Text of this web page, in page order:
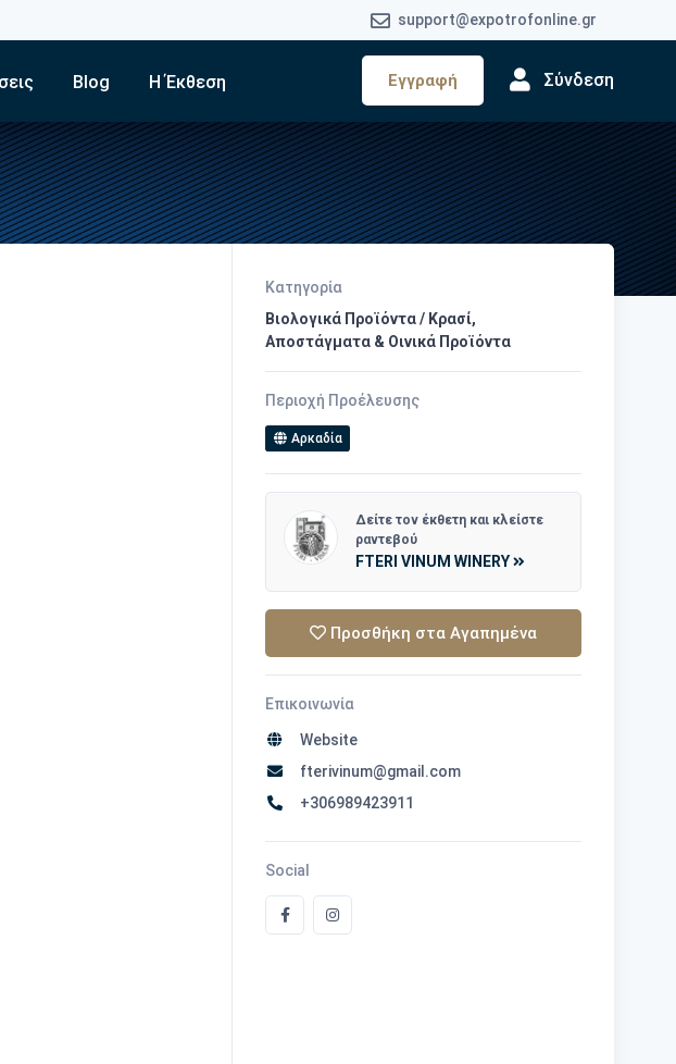
support@expotrofonline.gr
Εγγραφή Σύνδεση
Blog Η Έκθεση
Κατηγορία
Βιολογικά Προϊόντα / Κρασί,
Αποστάγματα & Οινικά Προϊόντα
Περιοχή Προέλευσης
Αρκαδία
Δείτε τον έκθετη και κλείστε
ραντεβού
FTERI VINUM WINERY
Προσθήκη στα Αγαπημένα
Επικοινωνία
Website
fterivinum@gmail.com
+306989423911
Social